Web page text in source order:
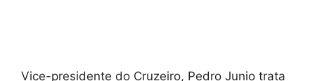
Vice-presidente do Cruzeiro, Pedro Junio trata